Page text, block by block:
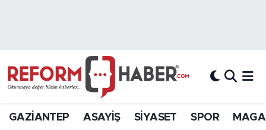
GAZİANTEP ASAYİŞ SİYASET SPOR
Hava Durumu